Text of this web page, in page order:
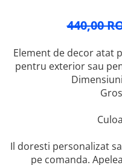
440,00
Element de decor atat
pentru exterior sau
Il doresti personalizat
pe comanda.